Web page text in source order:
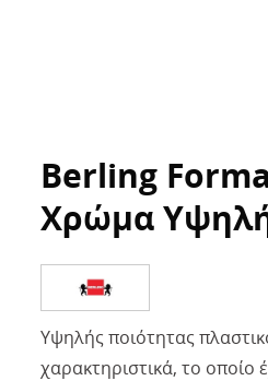
Berling
Χρώμα
Υψηλής ποιότητας
χαρακτηριστικά, το οποίο